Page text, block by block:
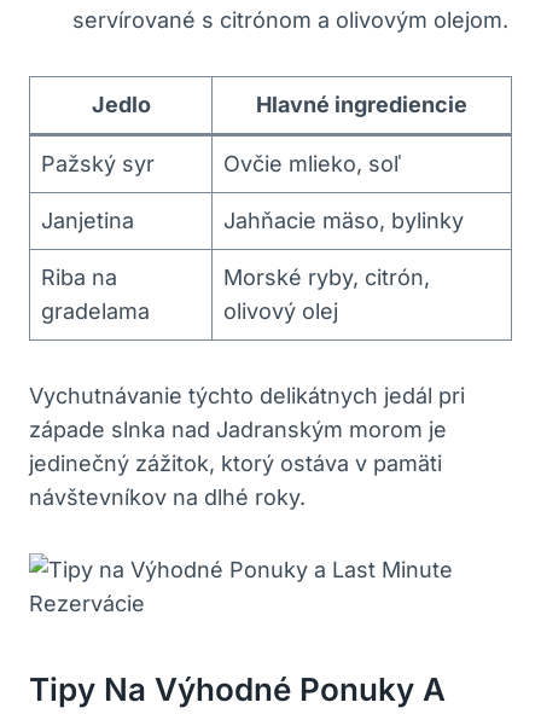
servírované s citrónom a olivovým olejom.
Jedlo Hlavné ingrediencie
Pažský syr Ovčie mlieko, soľ
Janjetina Jahňacie mäso, bylinky
Riba na
gradelama
Morské ryby, citrón,
olivový olej
Vychutnávanie týchto delikátnych jedál pri
západe slnka nad Jadranským morom je
jedinečný zážitok, ktorý ostáva v pamäti
návštevníkov na dlhé roky.
Tipy Na Výhodné Ponuky A